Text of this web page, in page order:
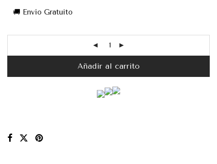
🚚 Envío Gratuito
Añadir al carrito